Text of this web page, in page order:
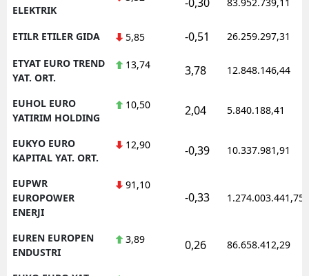
ELEKTRIK
ETILR ETILER GIDA 5,85 -0,51 26.259.297,31
ETYAT EURO TREND
YAT. ORT.
13,74 3,78 12.848.146,44
EUHOL EURO
YATIRIM HOLDING
10,50 2,04 5.840.188,41
EUKYO EURO
KAPITAL YAT. ORT.
12,90 -0,39 10.337.981,91
EUPWR
EUROPOWER
ENERJI
91,10
-0,33 1.274.003.441,75
EUREN EUROPEN
ENDUSTRI
3,89 0,26 86.658.412,29